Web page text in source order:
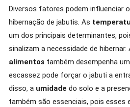
Diversos fatores podem influenciar
hibernação de jabutis. As
um dos principais determinantes,
sinalizam a necessidade de hibernar.
alimentos também desempenha
escassez pode forçar o jabuti a
disso, a umidade do solo e a
também são essenciais, pois esses